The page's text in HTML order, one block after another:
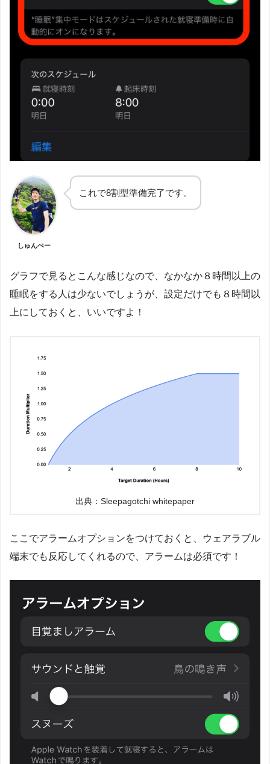
しゅんぺー
これで8割型準備完了です。
グラフで見るとこんな感じなので、なかなか８時間以上の
睡眠をする人は少ないでしょうが、設定だけでも８時間以
上にしておくと、いいですよ！
出典：Sleepagotchi whitepaper
ここでアラームオプションをつけておくと、ウェアラブル
端末でも反応してくれるので、アラームは必須です！